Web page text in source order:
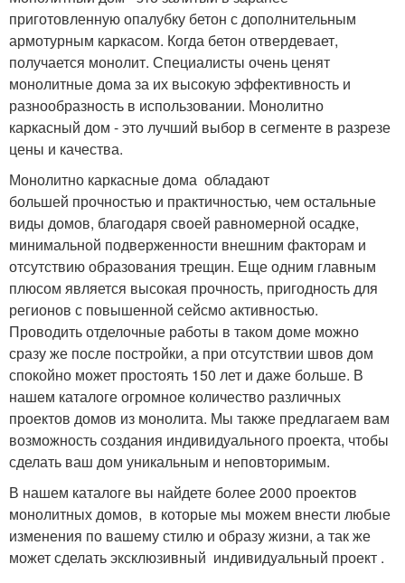
приготовленную опалубку бетон с дополнительным
армотурным каркасом. Когда бетон отвердевает,
получается монолит. Специалисты очень ценят
монолитные дома за их высокую эффективность и
разнообразность в использовании. Монолитно
каркасный дом - это лучший выбор в сегменте в разрезе
цены и качества.
Монолитно каркасные дома обладают
большей прочностью и практичностью, чем остальные
виды домов, благодаря своей равномерной осадке,
минимальной подверженности внешним факторам и
отсутствию образования трещин. Еще одним главным
плюсом является высокая прочность, пригодность для
регионов с повышенной сейсмо активностью.
Проводить отделочные работы в таком доме можно
сразу же после постройки, а при отсутствии швов дом
спокойно может простоять 150 лет и даже больше. В
нашем каталоге огромное количество различных
проектов домов из монолита. Мы также предлагаем вам
возможность создания индивидуального проекта, чтобы
сделать ваш дом уникальным и неповторимым.
В нашем каталоге вы найдете более 2000 проектов
монолитных домов, в которые мы можем внести любые
изменения по вашему стилю и образу жизни, а так же
может сделать эксклюзивный индивидуальный проект .